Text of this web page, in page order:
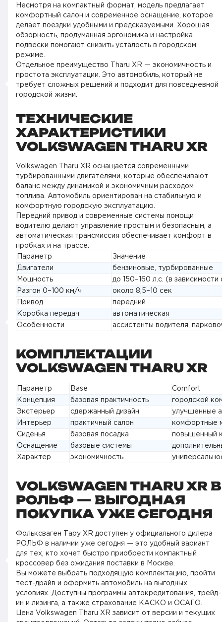
Несмотря на компактный формат, модель предлагает
комфортный салон и современное оснащение, которое
делает поездки удобными и предсказуемыми. Хорошая
обзорность, продуманная эргономика и настройка
подвески помогают снизить усталость в городском
режиме.
Отдельное преимущество Tharu XR — экономичность и
простота эксплуатации. Это автомобиль, который не
требует сложных решений и подходит для повседневной
городской жизни.
ТЕХНИЧЕСКИЕ
ХАРАКТЕРИСТИКИ
VOLKSWAGEN THARU XR
Volkswagen Tharu XR оснащается современными
турбированными двигателями, которые обеспечивают
баланс между динамикой и экономичным расходом
топлива. Автомобиль ориентирован на стабильную и
комфортную городскую эксплуатацию.
Передний привод и современные системы помощи
водителю делают управление простым и безопасным, а
автоматическая трансмиссия обеспечивает комфорт в
пробках и на трассе.
Параметр
Значение
Двигатели
бензиновые, турбированные
Мощность
до 150–160 л.с. (в зависимости
Разгон 0–100 км/ч
около 8,5–10 сек
Привод
передний
Коробка передач
автоматическая
Особенности
ассистенты водителя,
КОМПЛЕКТАЦИИ
VOLKSWAGEN THARU XR
Параметр Base
Comfort
Концепция
базовая практичность
городской
Экстерьер
сдержанный дизайн
улучшенные
Интерьер
практичный салон
комфортные
Сиденья
базовая посадка
повышенный
Оснащение
базовые системы
Характер
экономичность
VOLKSWAGEN THARU XR В
РОЛЬФ — ВЫГОДНАЯ
ПОКУПКА УЖЕ СЕГОДНЯ
Фольксваген Тару XR доступен у официального дилера
РОЛЬФ в наличии уже сегодня — это удобный вариант
для тех, кто хочет быстро приобрести компактный
кроссовер без ожидания поставки в Москве.
Вы можете выбрать подходящую комплектацию, пройти
тест-драйв и оформить автомобиль на выгодных
условиях. Доступны программы автокредитования, трейд-
ин и лизинга, а также страхование КАСКО и ОСАГО.
Цена Volkswagen Tharu XR зависит от версии и текущих